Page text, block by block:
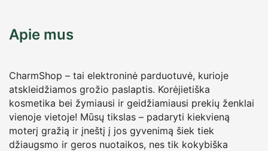
Apie mus
CharmShop – tai elektroninė parduotuvė, kurioje
atskleidžiamos grožio paslaptis. Korėjietiška
kosmetika bei žymiausi ir geidžiamiausi prekių ženklai
vienoje vietoje! Mūsų tikslas – padaryti kiekvieną
moterį gražią ir įneštį į jos gyvenimą šiek tiek
džiaugsmo ir geros nuotaikos, nes tik kokybiška